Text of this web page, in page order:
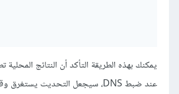
يمكنك بهذه الطريقة التأكد أن النتائج